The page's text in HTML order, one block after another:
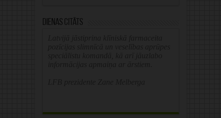
Dienas citāts